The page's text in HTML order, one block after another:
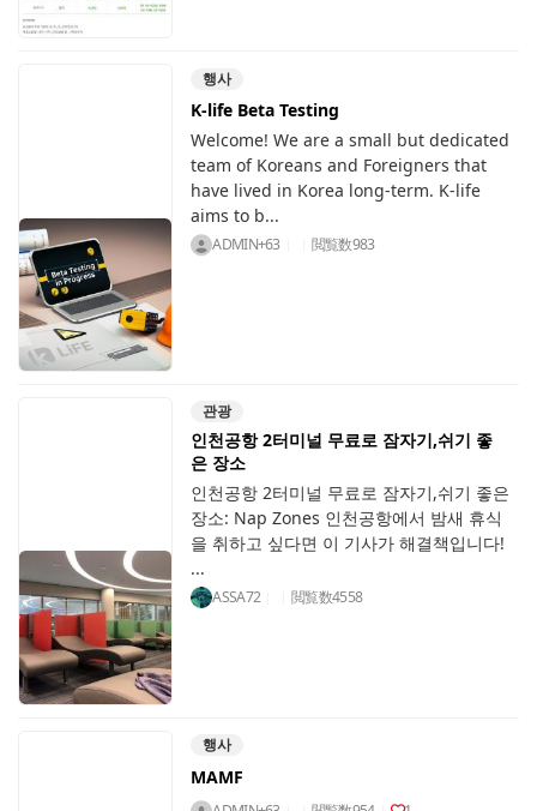
행사
K-life Beta Testing
Welcome! We are a small but dedicated
team of Koreans and Foreigners that
have lived in Korea long-term. K-life
aims to b...
ADMIN+63 閲覧数983
관광
인천공항 2터미널 무료로 잠자기,쉬기 좋
은 장소
인천공항 2터미널 무료로 잠자기,쉬기 좋은
장소: Nap Zones 인천공항에서 밤새 휴식
을 취하고 싶다면 이 기사가 해결책입니다!
...
ASSA72 閲覧数4558
행사
MAMF